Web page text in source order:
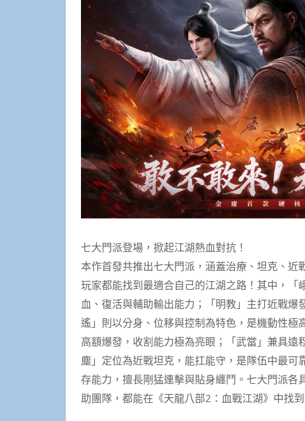
七大門派登場，掀起江湖熱血對抗！
本作首發共推出七大門派，涵蓋治療、坦克、
玩家都能找到最適合自己的江湖之路！其中，
血、復活與輔助輸出能力；「明教」主打近戰
遙」則以分身、位移與控制為特色，是機動性
高額爆發，收割能力極為亮眼；「武當」兼具
塵」定位為近戰坦克，能扛能守，是隊伍中最
存能力，擅長剛猛連擊與貼身纏鬥。七大門派
助團隊，都能在《天龍八部2：血戰江湖》中找